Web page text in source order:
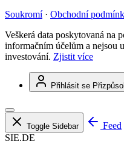
Soukromí · Obchodní
Veškerá data poskytovaná na
informačním účelům a nejsou
investování. Zjistit více
Přihlásit se
Toggle Sidebar
Feed
SIE.DE